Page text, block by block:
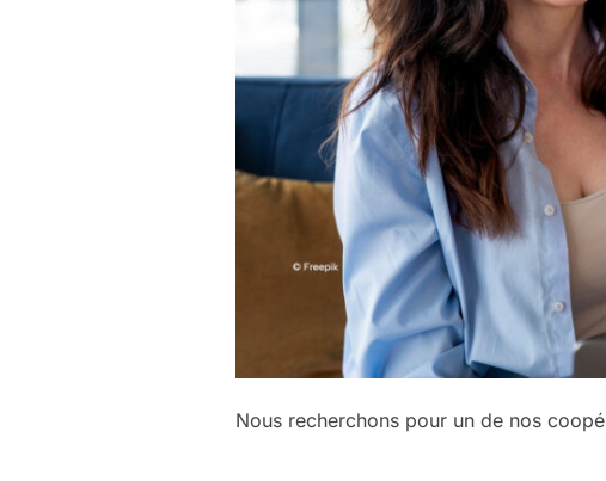
Nous recherchons pour un de nos